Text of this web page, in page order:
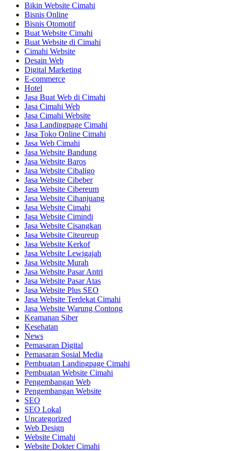
Bikin Website Cimahi
Bisnis Online
Bisnis Otomotif
Buat Website Cimahi
Buat Website di Cimahi
Cimahi Website
Desain Web
Digital Marketing
E-commerce
Hotel
Jasa Buat Web di Cimahi
Jasa Cimahi Web
Jasa Cimahi Website
Jasa Landingpage Cimahi
Jasa Toko Online Cimahi
Jasa Web Cimahi
Jasa Website Bandung
Jasa Website Baros
Jasa Website Cibaligo
Jasa Website Cibeber
Jasa Website Cibereum
Jasa Website Cihanjuang
Jasa Website Cimahi
Jasa Website Cimindi
Jasa Website Cisangkan
Jasa Website Citeureup
Jasa Website Kerkof
Jasa Website Lewigajah
Jasa Website Murah
Jasa Website Pasar Antri
Jasa Website Pasar Atas
Jasa Website Plus SEO
Jasa Website Terdekat Cimahi
Jasa Website Warung Contong
Keamanan Siber
Kesehatan
News
Pemasaran Digital
Pemasaran Sosial Media
Pembuatan Landingpage Cimahi
Pembuatan Website Cimahi
Pengembangan Web
Pengembangan Website
SEO
SEO Lokal
Uncategorized
Web Design
Website Cimahi
Website Dokter Cimahi